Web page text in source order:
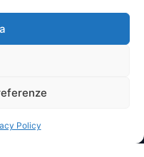
Policy
Via Niccolò Copernico nr.
by